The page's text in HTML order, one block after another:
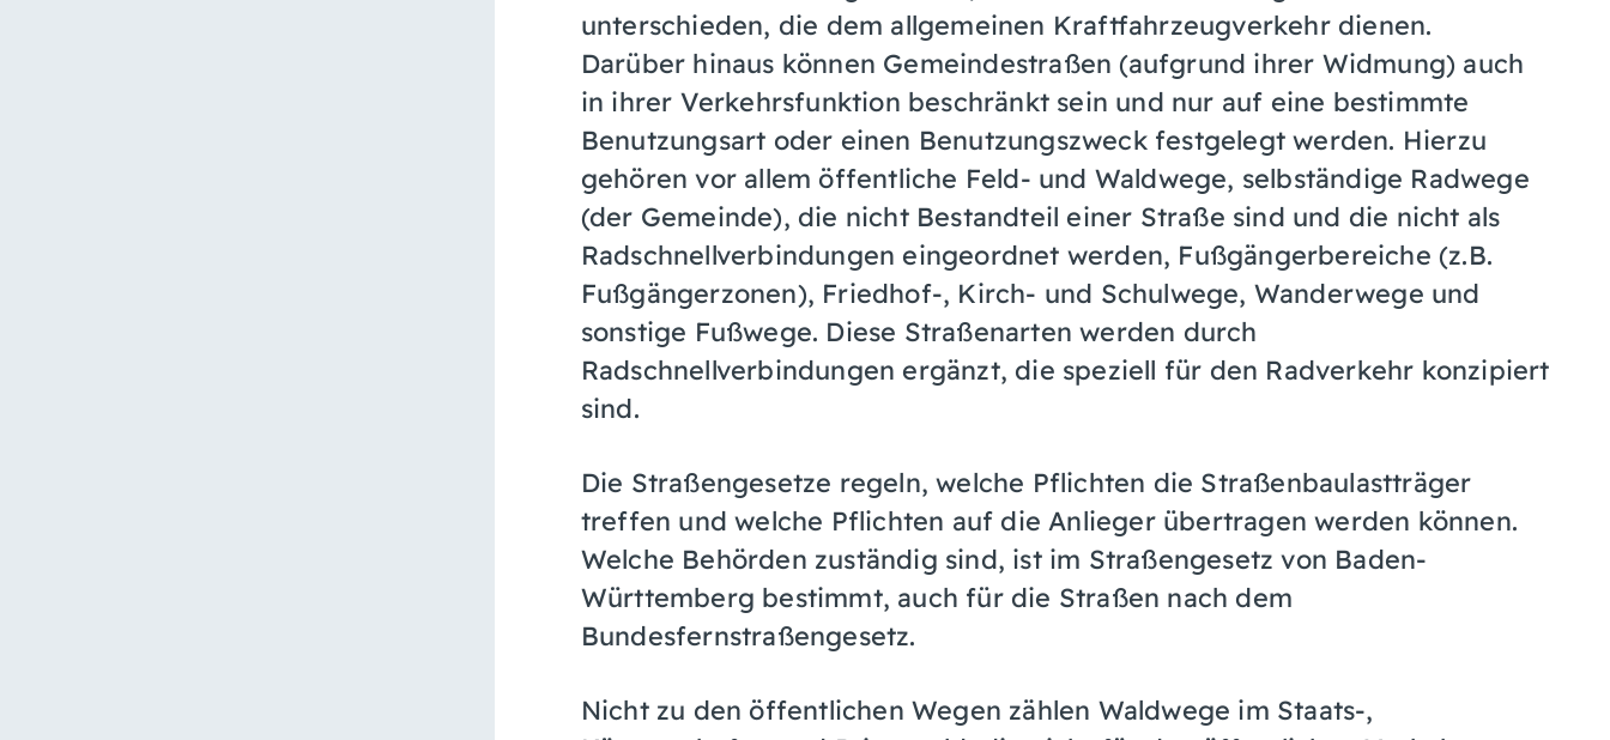
unterschieden, die dem allgemeinen Kraftfahrzeugverkehr dienen.
Darüber hinaus können Gemeindestraßen (aufgrund ihrer Widmung) auch
in ihrer Verkehrsfunktion beschränkt sein und nur auf eine bestimmte
Benutzungsart oder einen Benutzungszweck festgelegt werden. Hierzu
gehören vor allem öffentliche Feld- und Waldwege, selbständige Radwege
(der Gemeinde), die nicht Bestandteil einer Straße sind und die nicht als
Radschnellverbindungen eingeordnet werden, Fußgängerbereiche (z.B.
Fußgängerzonen), Friedhof-, Kirch- und Schulwege, Wanderwege und
sonstige Fußwege. Diese Straßenarten werden durch
Radschnellverbindungen ergänzt, die speziell für den Radverkehr konzipiert
sind.
Die Straßengesetze regeln, welche Pflichten die Straßenbaulastträger
treffen und welche Pflichten auf die Anlieger übertragen werden können.
Welche Behörden zuständig sind, ist im Straßengesetz von Baden-
Württemberg bestimmt, auch für die Straßen nach dem
Bundesfernstraßengesetz.
Nicht zu den öffentlichen Wegen zählen Waldwege im Staats-,